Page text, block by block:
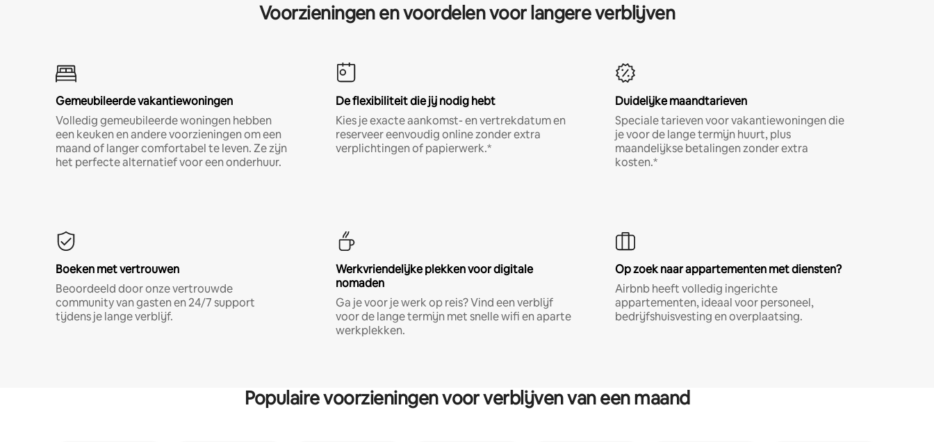
Voorzieningen en voordelen voor langere verblijven
Gemeubileerde vakantiewoningen
Volledig gemeubileerde woningen hebben
een keuken en andere voorzieningen om een
maand of langer comfortabel te leven. Ze zijn
het perfecte alternatief voor een onderhuur.
De flexibiliteit die jij nodig hebt
Kies je exacte aankomst- en vertrekdatum en
reserveer eenvoudig online zonder extra
verplichtingen of papierwerk.*
Duidelijke maandtarieven
Speciale tarieven voor vakantiewoningen die
je voor de lange termijn huurt, plus
maandelijkse betalingen zonder extra
kosten.*
Boeken met vertrouwen
Beoordeeld door onze vertrouwde
community van gasten en 24/7 support
tijdens je lange verblijf.
Werkvriendelijke plekken voor digitale
nomaden
Ga je voor je werk op reis? Vind een verblijf
voor de lange termijn met snelle wifi en aparte
werkplekken.
Op zoek naar appartementen met diensten?
Airbnb heeft volledig ingerichte
appartementen, ideaal voor personeel,
bedrijfshuisvesting en overplaatsing.
Populaire voorzieningen voor verblijven van een maand